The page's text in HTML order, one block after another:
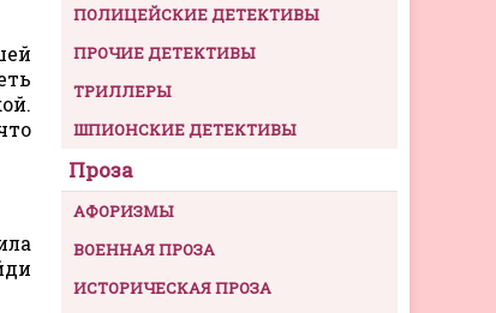
ПОЛИЦЕЙСКИЕ ДЕТЕКТИВЫ
ПРОЧИЕ ДЕТЕКТИВЫ
ТРИЛЛЕРЫ
ШПИОНСКИЕ ДЕТЕКТИВЫ
Проза
АФОРИЗМЫ
ВОЕННАЯ ПРОЗА
ИСТОРИЧЕСКАЯ ПРОЗА